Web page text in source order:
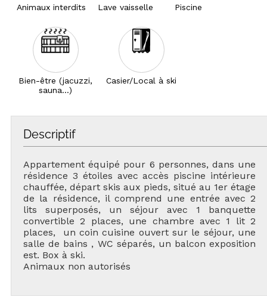
Animaux interdits Lave vaisselle Piscine
Bien-être (jacuzzi,
sauna...)
Casier/Local à ski
Descriptif
Appartement équipé pour 6 personnes, dans une
résidence 3 étoiles avec accès piscine intérieure
chauffée, départ skis aux pieds, situé au 1er étage
de la résidence, il comprend une entrée avec 2
lits superposés, un séjour avec 1 banquette
convertible 2 places, une chambre avec 1 lit 2
places, un coin cuisine ouvert sur le séjour, une
salle de bains , WC séparés, un balcon exposition
est. Box à ski.
Animaux non autorisés